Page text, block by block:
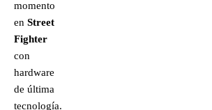
momento
en Street
Fighter
con
hardware
de última
tecnología.